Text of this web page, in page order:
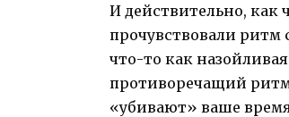
И действительно, как
прочувствовали ритм
что-то как
противоречащий
«убивают» ваше